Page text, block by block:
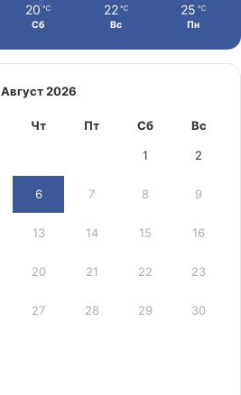
20 ℃
Сб
22 ℃
Вс
25 ℃
Пн
Август 2026
Чт Пт Сб Вс
1 2
6 7 8 9
13 14 15 16
20 21 22 23
27 28 29 30